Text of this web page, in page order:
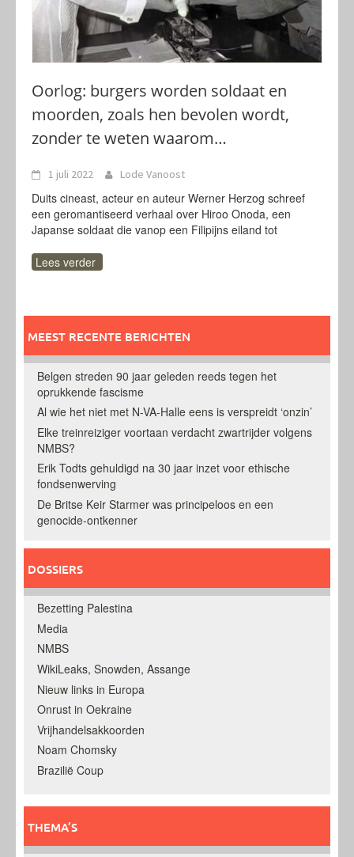
Oorlog: burgers worden soldaat en
moorden, zoals hen bevolen wordt,
zonder te weten waarom…
1 juli 2022 Lode Vanoost
Duits cineast, acteur en auteur Werner Herzog schreef
een geromantiseerd verhaal over Hiroo Onoda, een
Japanse soldaat die vanop een Filipijns eiland tot
Lees verder
MEEST RECENTE BERICHTEN
Belgen streden 90 jaar geleden reeds tegen het
oprukkende fascisme
Al wie het niet met N-VA-Halle eens is verspreidt ‘onzin’
Elke treinreiziger voortaan verdacht zwartrijder volgens
NMBS?
Erik Todts gehuldigd na 30 jaar inzet voor ethische
fondsenwerving
De Britse Keir Starmer was principeloos en een
genocide-ontkenner
DOSSIERS
Bezetting Palestina
Media
NMBS
WikiLeaks, Snowden, Assange
Nieuw links in Europa
Onrust in Oekraine
Vrijhandelsakkoorden
Noam Chomsky
Brazilië Coup
THEMA’S